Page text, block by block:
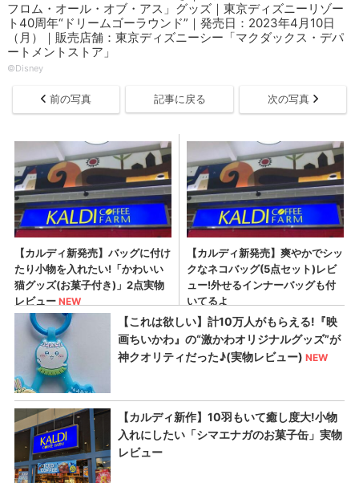
フロム・オール・オブ・アス」グッズ｜東京ディズニーリゾー
ト40周年“ドリームゴーラウンド”｜発売日：2023年4月10日
（月）｜販売店舗：東京ディズニーシー「マクダックス・デパ
ートメントストア」
©︎Disney
前の写真 記事に戻る 次の写真